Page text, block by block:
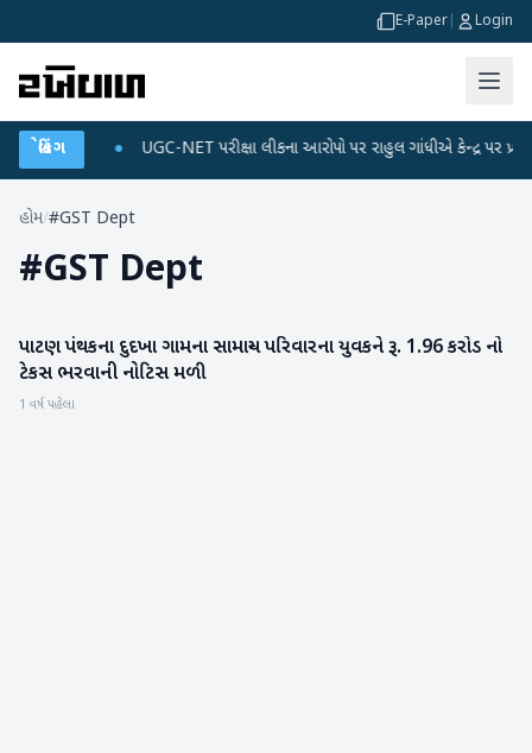
E-Paper Login
બ્રેકિંગ
પ્લાન UGC-NET પરીક્ષા લીકના આરોપો પર રાહુલ ગાંધીએ કેન્દ્ર પર પ્રહાર
હોમ/#GST Dept
#GST Dept
પાટણ
પાટણ પંથકના દુદખા ગામના સામાન્ય પરિવારના યુવકને રૂ. 1.96 કરોડ નો
ટેકસ ભરવાની નોટિસ મળી
1 વર્ષ પહેલા